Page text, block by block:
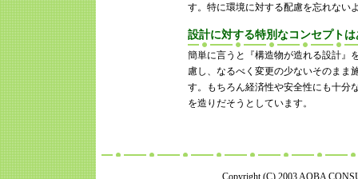
す。特に環境に対する配慮を忘れない
設計に対する特別なコンセプト
簡単に言うと『構造物が造れる設計』
慮し、なるべく変更の少ないそのまま
す。もちろん経済性や安全性にも十分
を造りだそうとしています。
Copyright (C) 2003 AOBA